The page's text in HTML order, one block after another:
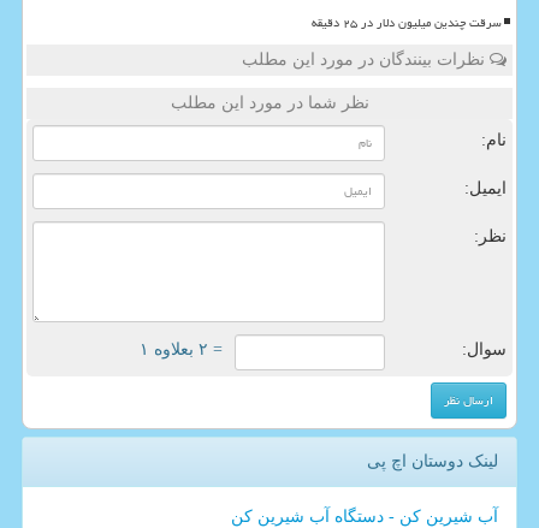
سرقت چندین میلیون دلار در ۲۵ دقیقه
نظرات بینندگان در مورد این مطلب
نظر شما در مورد این مطلب
نام:
ایمیل:
نظر:
سوال: = ۲ بعلاوه ۱
لینک دوستان اچ پی
آب شیرین کن - دستگاه آب شیرین کن